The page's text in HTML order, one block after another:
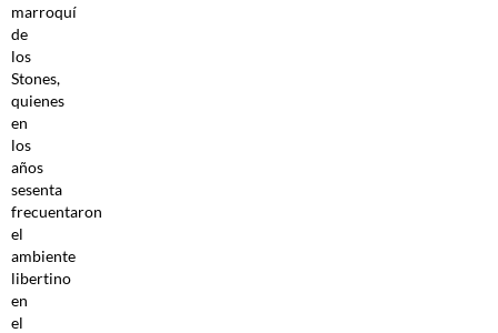
marroquí
de
los
Stones,
quienes
en
los
años
sesenta
frecuentaron
el
ambiente
libertino
en
el